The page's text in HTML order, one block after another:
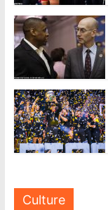
Culture